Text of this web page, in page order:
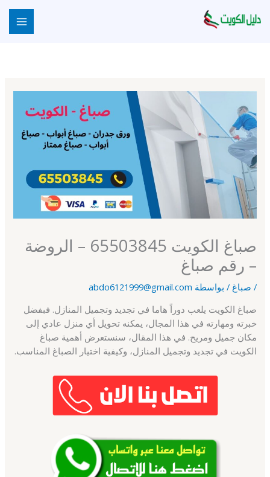
إلى
صباغ الكويت 65503845 – الروضة
– رقم صباغ
/ صباغ / بواسطة abdo6121999@gmail.com
صباغ الكويت يلعب دوراً هاما في تجديد وتجميل المنازل. فبفضل
خبرته ومهارته في هذا المجال، يمكنه تحويل أي منزل عادي إلى
مكان جميل ومريح. في هذا المقال، سنستعرض أهمية صباغ
الكويت في تجديد وتجميل المنازل، وكيفية اختيار الصباغ المناسب.